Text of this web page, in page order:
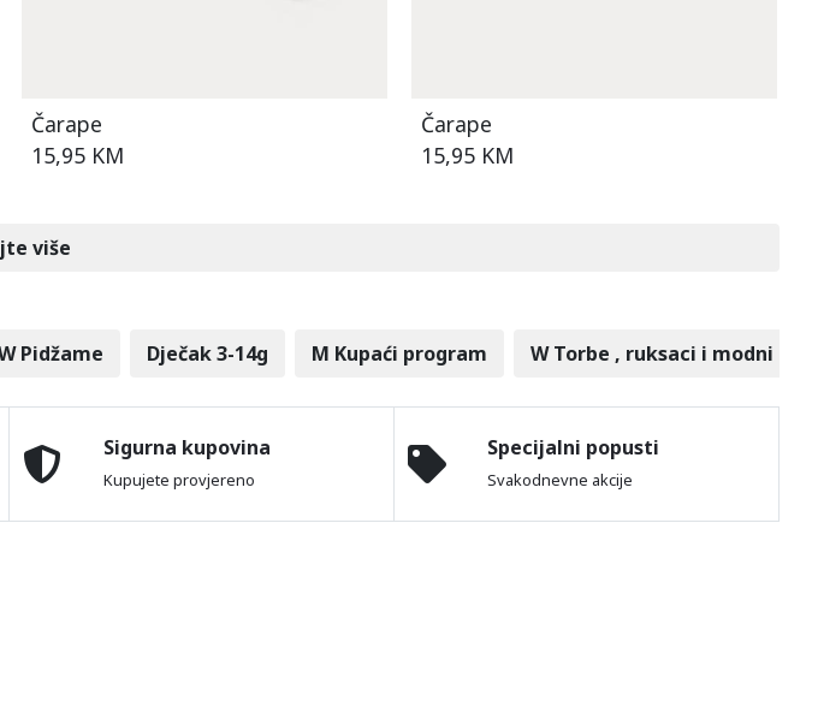
Čarape
15,95 KM
Čarape
15,95 KM
više
Pidžame Dječak 3-14g M Kupaći program W Torbe , ruksaci i modni
Sigurna kupovina
Kupujete provjereno
Specijalni popusti
Svakodnevne akcije